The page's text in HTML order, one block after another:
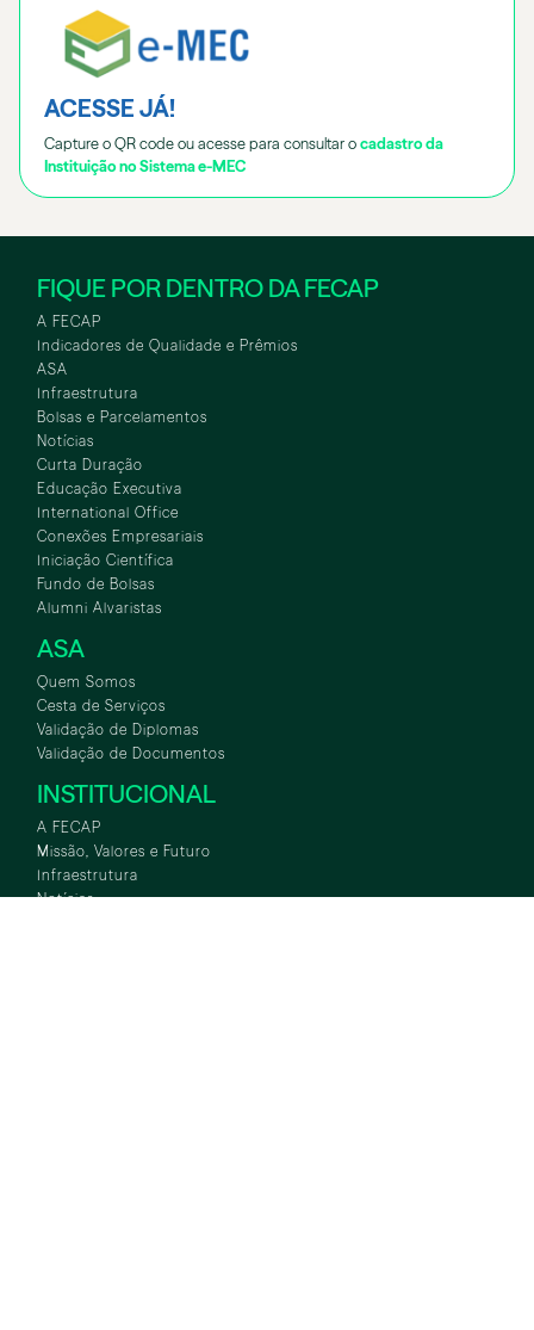
ACESSE JÁ!
Capture o QR code ou acesse para consultar o cadastro da
Instituição no Sistema e-MEC
FIQUE POR DENTRO DA FECAP
A FECAP
Indicadores de Qualidade e Prêmios
ASA
Infraestrutura
Bolsas e Parcelamentos
Notícias
Curta Duração
Educação Executiva
International Office
Conexões Empresariais
Iniciação Científica
Fundo de Bolsas
Alumni Alvaristas
ASA
Quem Somos
Cesta de Serviços
Validação de Diplomas
Validação de Documentos
INSTITUCIONAL
A FECAP
Missão, Valores e Futuro
Infraestrutura
Notícias